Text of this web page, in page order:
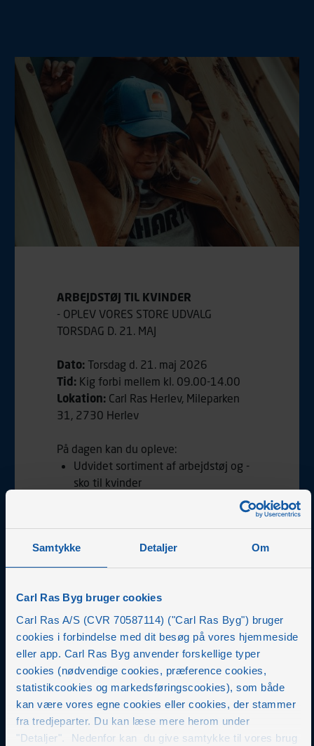
Samtykke Detaljer Om
Carl Ras Byg bruger cookies
Carl Ras A/S (CVR 70587114) ("Carl Ras Byg") bruger
cookies i forbindelse med dit besøg på vores hjemmeside
eller app. Carl Ras Byg anvender forskellige typer
cookies (nødvendige cookies, præference cookies,
statistikcookies og markedsføringscookies), som både
kan være vores egne cookies eller cookies, der stammer
fra tredjeparter. Du kan læse mere herom under
"Detaljer". Nedenfor kan du give samtykke til vores brug
ARBEJDSTØJ TIL KVINDER
- OPLEV VORES STORE UDVALG
TORSDAG D. 21. MAJ
Dato: Torsdag d. 21. maj 2026
Tid: Kig forbi mellem kl. 09.00-14.00
Lokation: Carl Ras Herlev, Mileparken
31, 2730 Herlev
På dagen kan du opleve:
Udvidet sortiment af arbejdstøj og -
sko til kvinder
35 % rabat på arbejdstøj og -sko*
Besøg af Bossladies, som arbejder
for flere kvinder i
håndværkerbranchen - få rådgivning
Lækker gratis salatbowls fra kl.
11.00-13.00
Gratis Red Bull fra kl. 11.00-13.00
Konkurrence: Vind dit køb (maks.
4.000,- kr. ekskl. moms)
Vi glæder os til at se dig hos Carl Ras
i Herlev torsdag d. 21. maj.